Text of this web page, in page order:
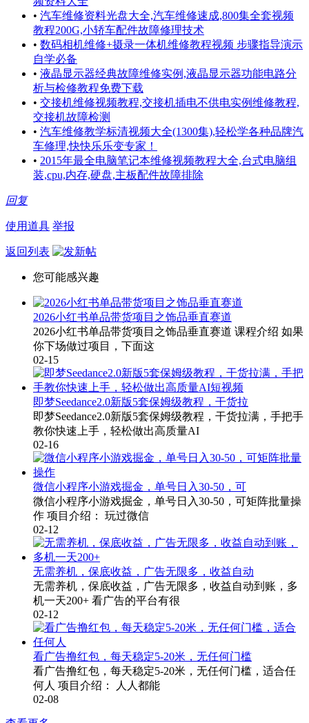
• 汽车维修资料光盘大全,汽车维修速成,800集全套视频
教程200G,小轿车配件故障修理技术
• 数码相机维修+摄录一体机维修教程视频 步骤指导演示
自学必备
• 液晶显示器经典故障维修实例,液晶显示器功能电路分
析与检修教程免费下载
• 交接机维修视频教程,交接机插电不供电实例维修教程,
交接机故障检测
• 汽车维修教学标清视频大全(1300集),轻松学各种品牌汽
车修理,快快乐乐变专家！
• 2015年最全电脑笔记本维修视频教程大全,台式电脑组
装,cpu,内存,硬盘,主板配件故障排除
回复
使用道具 举报
返回列表
您可能感兴趣
2026小红书单品带货项目之饰品垂直赛道
2026小红书单品带货项目之饰品垂直赛道 课程介绍 如果
你下场做过项目，下面这
02-15
即梦Seedance2.0新版5套保姆级教程，干货拉
即梦Seedance2.0新版5套保姆级教程，干货拉满，手把手
教你快速上手，轻松做出高质量AI
02-16
微信小程序小游戏掘金，单号日入30-50，可
微信小程序小游戏掘金，单号日入30-50，可矩阵批量操
作 项目介绍： 玩过微信
02-12
无需养机，保底收益，广告无限多，收益自动
无需养机，保底收益，广告无限多，收益自动到账，多
机一天200+ 看广告的平台有很
02-12
看广告撸红包，每天稳定5-20米，无任何门槛
看广告撸红包，每天稳定5-20米，无任何门槛，适合任
何人 项目介绍： 人人都能
02-08